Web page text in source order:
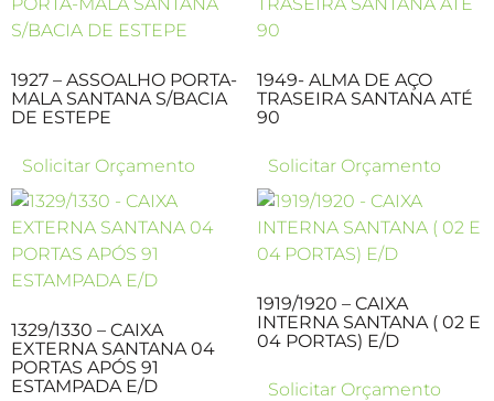
1927 – ASSOALHO PORTA-
MALA SANTANA S/BACIA
DE ESTEPE
Solicitar Orçamento
1949- ALMA DE AÇO
TRASEIRA SANTANA ATÉ
90
Solicitar Orçamento
1329/1330 – CAIXA
EXTERNA SANTANA 04
PORTAS APÓS 91
ESTAMPADA E/D
1919/1920 – CAIXA
INTERNA SANTANA ( 02 E
04 PORTAS) E/D
Solicitar Orçamento